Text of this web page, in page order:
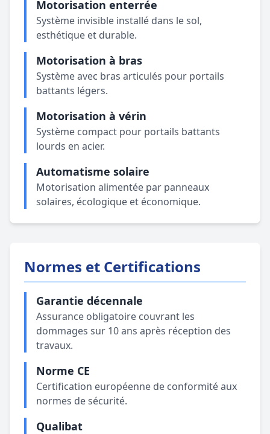
Motorisation enterrée
Système invisible installé dans le sol,
esthétique et durable.
Motorisation à bras
Système avec bras articulés pour portails
battants légers.
Motorisation à vérin
Système compact pour portails battants
lourds en acier.
Automatisme solaire
Motorisation alimentée par panneaux
solaires, écologique et économique.
Normes et Certifications
Garantie décennale
Assurance obligatoire couvrant les
dommages sur 10 ans après réception des
travaux.
Norme CE
Certification européenne de conformité aux
normes de sécurité.
Qualibat